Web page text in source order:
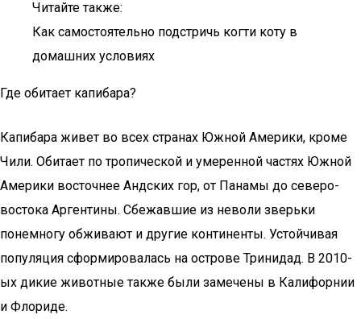
Читайте также:
Как самостоятельно подстричь когти коту в
домашних условиях
Где обитает капибара?
Капибара живет во всех странах Южной Америки, кроме
Чили. Обитает по тропической и умеренной частях Южной
Америки восточнее Андских гор, от Панамы до северо-
востока Аргентины. Сбежавшие из неволи зверьки
понемногу обживают и другие континенты. Устойчивая
популяция сформировалась на острове Тринидад. В 2010-
ых дикие животные также были замечены в Калифорнии
и Флориде.